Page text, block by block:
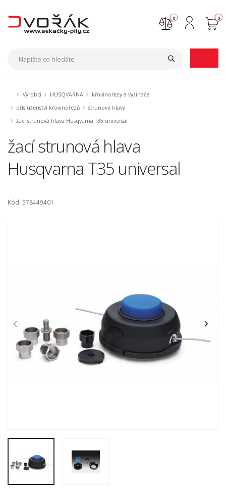
0
0
Výrobci HUSQVARNA
křovinořezy a vyžínače
příslušenství křovinořezů
strunové hlavy
žací strunová hlava Husqvarna T35 universal
žací strunová hlava
Husqvarna T35 universal
Kód: 578449401